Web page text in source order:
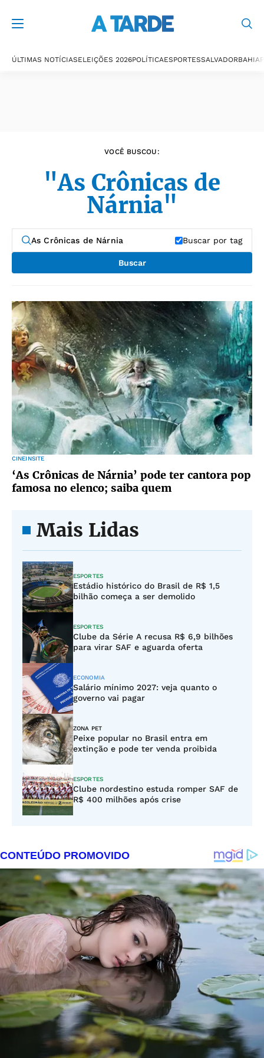
ÚLTIMAS NOTÍCIASELEIÇÕES 2026POLÍTICAESPORTESSALVADORBAHIA
VOCÊ BUSCOU:
"As Crônicas de
Nárnia"
Buscar por tag
Buscar
CINEINSITE
‘As Crônicas de Nárnia’ pode ter cantora pop
famosa no elenco; saiba quem
Mais Lidas
ESPORTES
Estádio histórico do Brasil de R$ 1,5
bilhão começa a ser demolido
ESPORTES
Clube da Série A recusa R$ 6,9 bilhões
para virar SAF e aguarda oferta
ECONOMIA
Salário mínimo 2027: veja quanto o
governo vai pagar
ZONA PET
Peixe popular no Brasil entra em
extinção e pode ter venda proibida
ESPORTES
Clube nordestino estuda romper SAF de
R$ 400 milhões após crise